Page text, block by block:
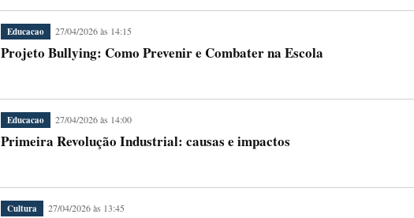
Educacao 27/04/2026 às 14:15
Projeto Bullying: Como Prevenir e Combater na Escola
Educacao 27/04/2026 às 14:00
Primeira Revolução Industrial: causas e impactos
Cultura 27/04/2026 às 13:45